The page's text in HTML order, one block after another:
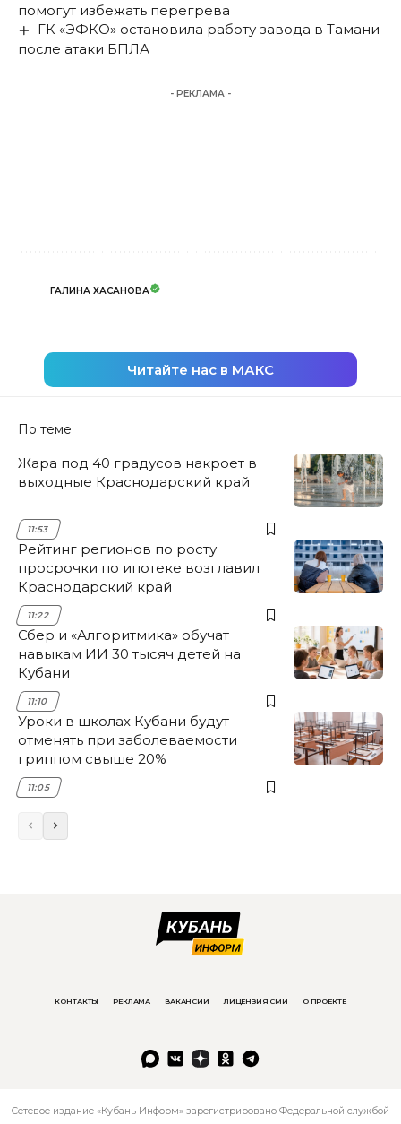
помогут избежать перегрева
ГК «ЭФКО» остановила работу завода в Тамани
после атаки БПЛА
- РЕКЛАМА -
ГАЛИНА ХАСАНОВА
Читайте нас в МАКС
По теме
Жара под 40 градусов накроет в
выходные Краснодарский край
11:53
Рейтинг регионов по росту
просрочки по ипотеке возглавил
Краснодарский край
11:22
Сбер и «Алгоритмика» обучат
навыкам ИИ 30 тысяч детей на
Кубани
11:10
Уроки в школах Кубани будут
отменять при заболеваемости
гриппом свыше 20%
11:05
КОНТАКТЫ РЕКЛАМА ВАКАНСИИ ЛИЦЕНЗИЯ СМИ О ПРОЕКТЕ
Сетевое издание «Кубань Информ» зарегистрировано Федеральной службой